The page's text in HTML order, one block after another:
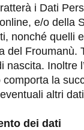
i Dati
e/o della
nonché quelli
del Froumanù.
nascita. Inoltre
la
altri
dei dati